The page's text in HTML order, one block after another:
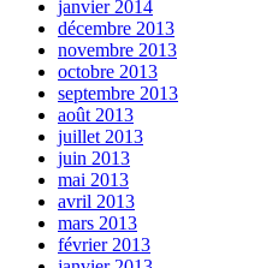
janvier 2014
décembre 2013
novembre 2013
octobre 2013
septembre 2013
août 2013
juillet 2013
juin 2013
mai 2013
avril 2013
mars 2013
février 2013